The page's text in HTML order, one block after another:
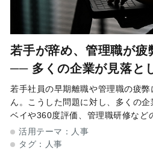
若手が辞め、管理職が疲
── 多くの企業が見落と
計」の問題
若手社員の早期離職や管理職の疲
ん。こうした問題に対し、多くの
ベイや360度評価、管理職研修など
かし、十分な改善につながらず、同
スも見受けられます。なぜ離
活用テーマ： 人事
タグ： 人事